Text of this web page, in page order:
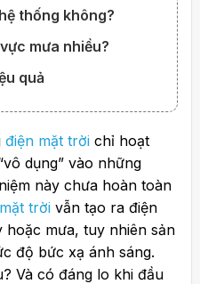
thống không?
mưa nhiều?
quả
điện mặt trờichỉ hoạt
dụng” vào những
này chưa hoàn toàn
trờivẫn tạo ra điện
hoặc mưa, tuy nhiên sản
độ bức xạ ánh sáng.
Và có đáng lo khi đầu